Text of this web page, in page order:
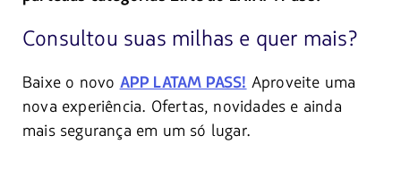
Consultou suas milhas e quer mais?
Baixe o novo APP LATAM PASS! Aproveite uma
nova experiência. Ofertas, novidades e ainda
mais segurança em um só lugar.